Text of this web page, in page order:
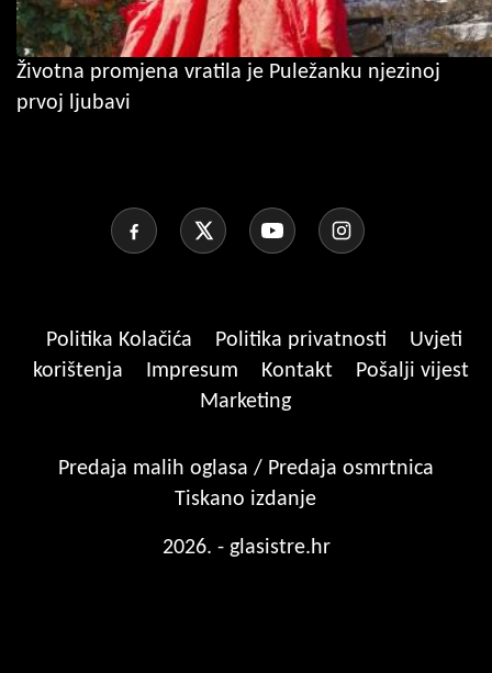
Životna promjena vratila je Puležanku njezinoj
prvoj ljubavi
Politika Kolačića Politika privatnosti
Uvjeti
korištenja
Impresum Kontakt
Pošalji vijest
Marketing
Predaja malih oglasa / Predaja osmrtnica
Tiskano izdanje
2026. - glasistre.hr